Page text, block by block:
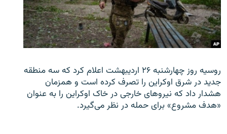
روسیه روز چهارشنبه ۲۶ اردیبهشت اعلام کرد که سه منطقه
جدید در شرق اوکراین را تصرف کرده است و همزمان
هشدار داد که نیروهای خارجی در خاک اوکراین را به عنوان
«هدف مشروع» برای حمله در نظر می‌گیرد.